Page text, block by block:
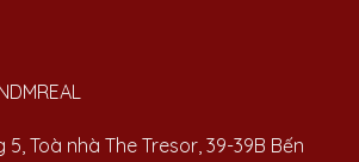
5, Toà nhà The Tresor, 39-39B Bến